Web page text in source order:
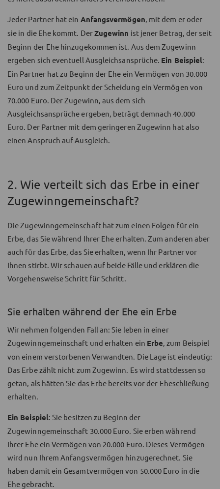
Jeder Partner hat ein Anfangsvermögen, mit dem er oder
sie in die Ehe kommt. DerZugewinn ist jener Betrag, der seit
Beginn der Ehe hinzugekommen ist. Aus dem Zugewinn
ergeben sich eventuell Ausgleichsansprüche. Ein Beispiel:
Ein Partner hat zu Beginn der Ehe ein Vermögen von 30.000
Euro und zum Zeitpunkt der Scheidung ein Vermögen von
70.000 Euro. Der Zugewinn, aus dem sich
Ausgleichsansprüche ergeben, beträgt demnach 40.000
Euro. Der Partner mit dem geringeren Zugewinn hat also
einen Anspruch auf Ausgleich.
2. Wie verteilt sich das Erbe in einer
Zugewinngemeinschaft?
Die Zugewinngemeinschaft hat zum einen Folgen für ein
Erbe, das Sie während Ihrer Ehe erhalten. Zum anderen aber
auch für das Erbe, das Sie erhalten, wenn Ihr Partner vor
Ihnen stirbt. Wir schauen auf beide Fälle und erklären die
Vorgehensweise Schritt für Schritt.
Sie erhalten während der Ehe ein Erbe
Wir nehmen folgenden Fall an: Sie leben in einer
Zugewinngemeinschaft und erhalten ein Erbe, zum Beispiel
von einem verstorbenen Verwandten. Die Lage ist eindeutig:
Das Erbe zählt nicht zum Zugewinn. Es wird stattdessen so
getan, als hätten Sie das Erbe bereits vor der Eheschließung
erhalten.
Ein Beispiel: Sie besitzen zu Beginn der
Zugewinngemeinschaft 30.000 Euro. Sie erben während
Ihrer Ehe ein Vermögen von 20.000 Euro. Dieses Vermögen
wird nun Ihrem Anfangsvermögen hinzugerechnet. Sie
haben damit ein Gesamtvermögen von 50.000 Euro in die
Ehe gebracht.